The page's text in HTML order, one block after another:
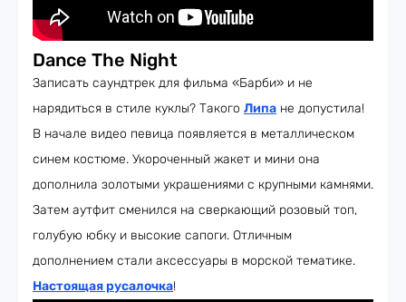
Dance The Night
Записать саундтрек для фильма «Барби» и не
нарядиться в стиле куклы? Такого Липа не допустила!
В начале видео певица появляется в металлическом
синем костюме. Укороченный жакет и мини она
дополнила золотыми украшениями с крупными камнями.
Затем аутфит сменился на сверкающий розовый топ,
голубую юбку и высокие сапоги. Отличным
дополнением стали аксессуары в морской тематике.
Настоящая русалочка!